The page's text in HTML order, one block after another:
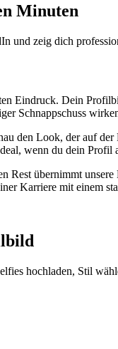
Minuten
und zeig dich
Eindruck. Dein
Schnappschuss
den Look, der auf
wenn du dein
Rest übernimmt
Karriere mit einem
hochladen, Stil